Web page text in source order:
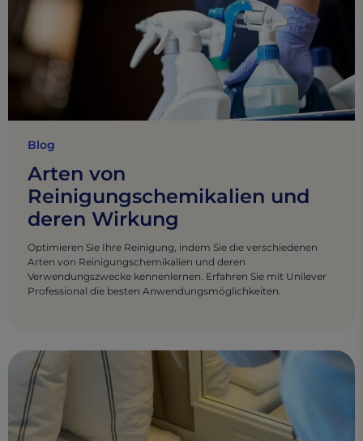
Blog
Arten von
Reinigungschemikalien und
deren Wirkung
Optimieren Sie Ihre Reinigung, indem Sie die verschiedenen
Arten von Reinigungschemikalien und deren
Verwendungszwecke kennenlernen. Erfahren Sie mit Unilever
Professional die besten Anwendungsmöglichkeiten.